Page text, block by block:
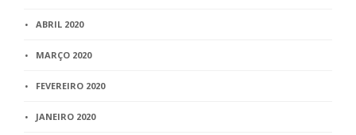
ABRIL 2020
MARÇO 2020
FEVEREIRO 2020
JANEIRO 2020